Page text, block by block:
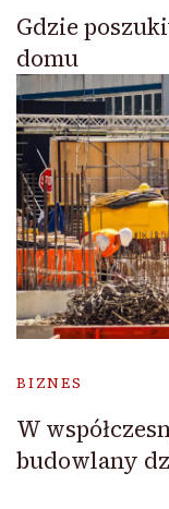
Gdzie
domu
BIZNES
W
budowlany